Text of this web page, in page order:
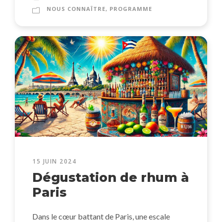
NOUS CONNAÎTRE, PROGRAMME
15 JUIN 2024
Dégustation de rhum à
Paris
Dans le cœur battant de Paris, une escale